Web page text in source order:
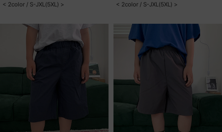
< 2color / S-JXL(5XL) > < 2color / S-JXL(5XL) >